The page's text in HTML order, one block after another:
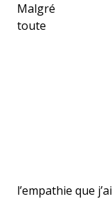
Malgré
toute
l’empathie que